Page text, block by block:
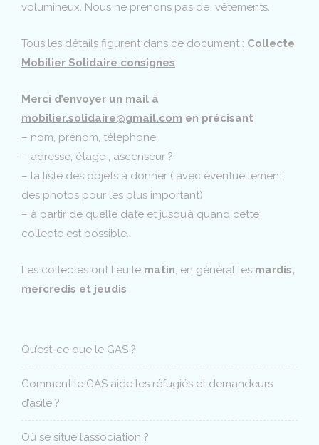
volumineux. Nous ne prenons pas de vêtements.
Tous les détails figurent dans ce document : Collecte
Mobilier Solidaire consignes
Merci d’envoyer un mail à
mobilier.solidaire@gmail.com en précisant
– nom, prénom, téléphone,
– adresse, étage , ascenseur ?
– la liste des objets à donner ( avec éventuellement
des photos pour les plus important)
– à partir de quelle date et jusqu’à quand cette
collecte est possible.
Les collectes ont lieu le matin, en général les mardis,
mercredis et jeudis
Qu’est-ce que le GAS ?
Comment le GAS aide les réfugiés et demandeurs
d’asile ?
Où se situe l’association ?